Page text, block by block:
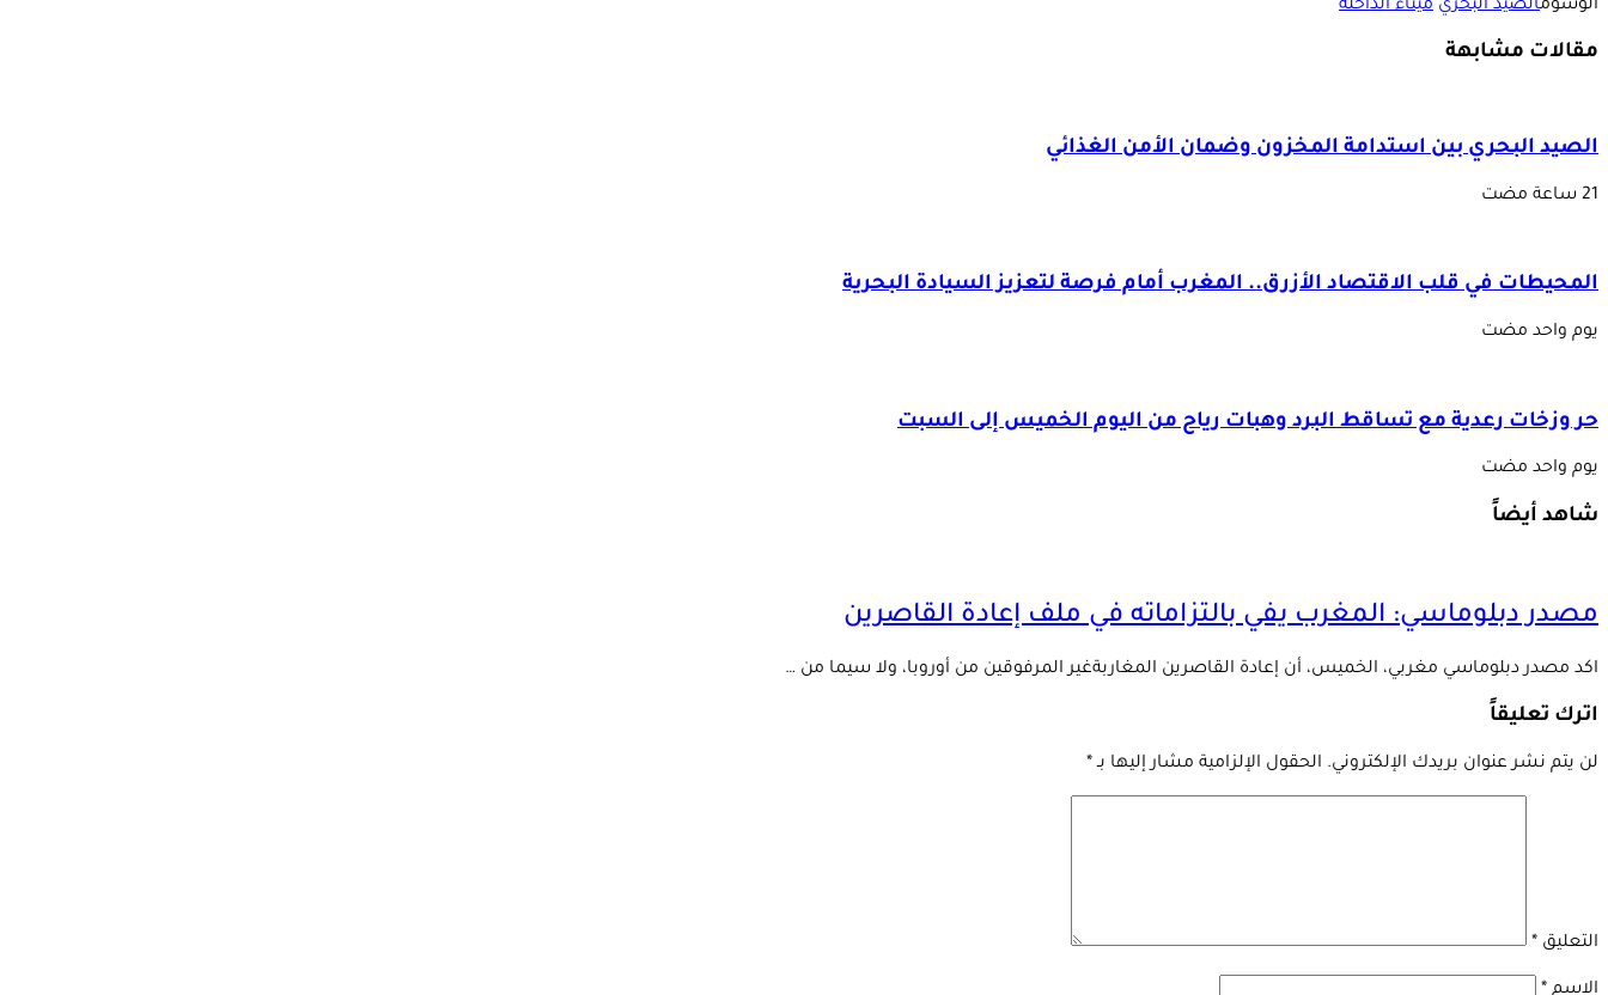
الوسومالصيد البحري ميناء الداخلة
مقالات مشابهة
الصيد البحري بين استدامة المخزون وضمان الأمن الغذائي
المحيطات في قلب الاقتصاد الأزرق.. المغرب أمام فرصة لتعزيز السيادة البحرية
‏يوم واحد مضت
حر وزخات رعدية مع تساقط البرد وهبات رياح من اليوم الخميس إلى السبت
‏يوم واحد مضت
شاهد أيضاً
مصدر دبلوماسي: المغرب يفي بالتزاماته في ملف إعادة القاصرين
اكد مصدر دبلوماسي مغربي، الخميس، أن إعادة القاصرين المغاربةغير المرفوقين من أوروبا، ولا سيما من …
اترك تعليقاً
لن يتم نشر عنوان بريدك الإلكتروني. الحقول الإلزامية مشار إليها بـ*
التعليق *
الاسم *